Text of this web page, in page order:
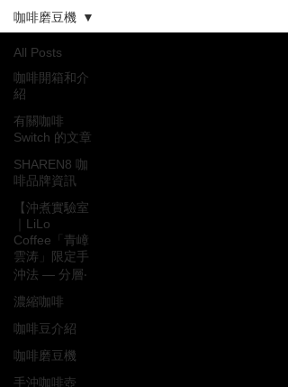
All Posts
咖啡開箱和介
紹
有關咖啡
Switch 的文章
SHAREN8 咖
啡品牌資訊
【沖煮實驗室
｜LiLo
Coffee「青嶂
雲涛」限定手
沖法 — 分層‧
濃縮咖啡
咖啡豆介紹
咖啡磨豆機
手沖咖啡壺
咖啡磨豆機